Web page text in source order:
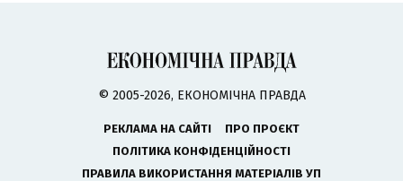
© 2005-2026, ЕКОНОМІЧНА ПРАВДА
РЕКЛАМА НА САЙТІ
ПРО ПРОЄКТ
ПОЛІТИКА КОНФІДЕНЦІЙНОСТІ
ПРАВИЛА ВИКОРИСТАННЯ МАТЕРІАЛІВ УП